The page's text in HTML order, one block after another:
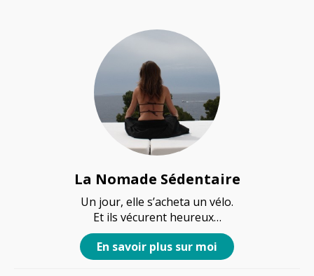
La Nomade Sédentaire
Un jour, elle s’acheta un vélo.
Et ils vécurent heureux…
En savoir plus sur moi